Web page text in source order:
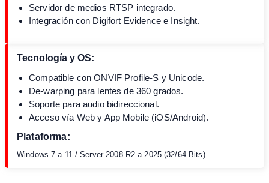
Servidor de medios RTSP integrado.
Integración con Digifort Evidence e Insight.
Tecnología y OS:
Compatible con ONVIF Profile-S y Unicode.
De-warping para lentes de 360 grados.
Soporte para audio bidireccional.
Acceso vía Web y App Mobile (iOS/Android).
Plataforma:
Windows 7 a 11 / Server 2008 R2 a 2025 (32/64 Bits).